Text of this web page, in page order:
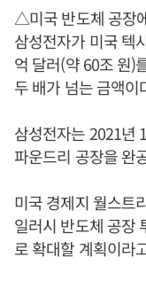
△미국 반도체 공장
삼성전자가 미국 텍
억 달러(약 60조 원)
두 배가 넘는 금액이
삼성전자는 2021년
파운드리 공장을 완
미국 경제지 월스트
일러시 반도체 공장
로 확대할 계획이라